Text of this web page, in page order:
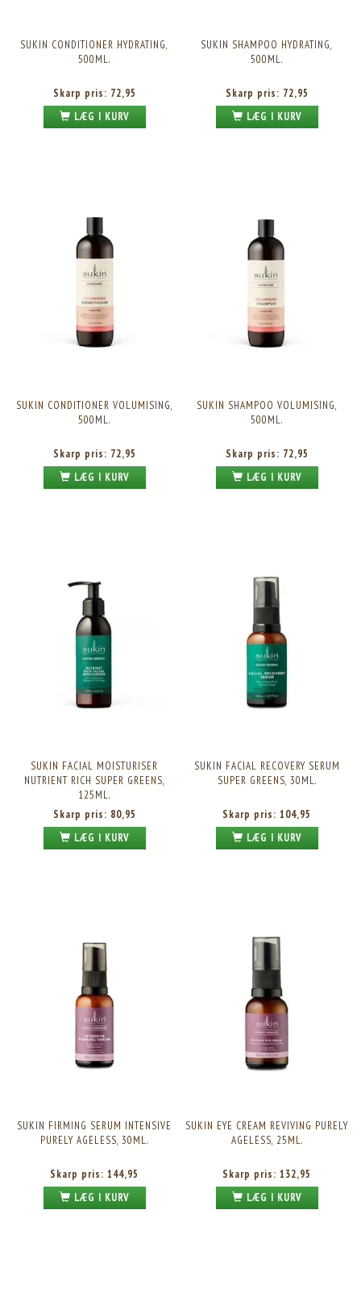
SUKIN CONDITIONER HYDRATING,
500ML.
Skarp pris: 72,95
LÆG I KURV
SUKIN SHAMPOO HYDRATING,
500ML.
Skarp pris: 72,95
LÆG I KURV
SUKIN CONDITIONER VOLUMISING,
500ML.
Skarp pris: 72,95
LÆG I KURV
SUKIN SHAMPOO VOLUMISING,
500ML.
Skarp pris: 72,95
LÆG I KURV
SUKIN FACIAL MOISTURISER
NUTRIENT RICH SUPER GREENS,
125ML.
Skarp pris: 80,95
LÆG I KURV
SUKIN FACIAL RECOVERY SERUM
SUPER GREENS, 30ML.
Skarp pris: 104,95
LÆG I KURV
SUKIN FIRMING SERUM INTENSIVE
PURELY AGELESS, 30ML.
Skarp pris: 144,95
LÆG I KURV
SUKIN EYE CREAM REVIVING PURELY
AGELESS, 25ML.
Skarp pris: 132,95
LÆG I KURV